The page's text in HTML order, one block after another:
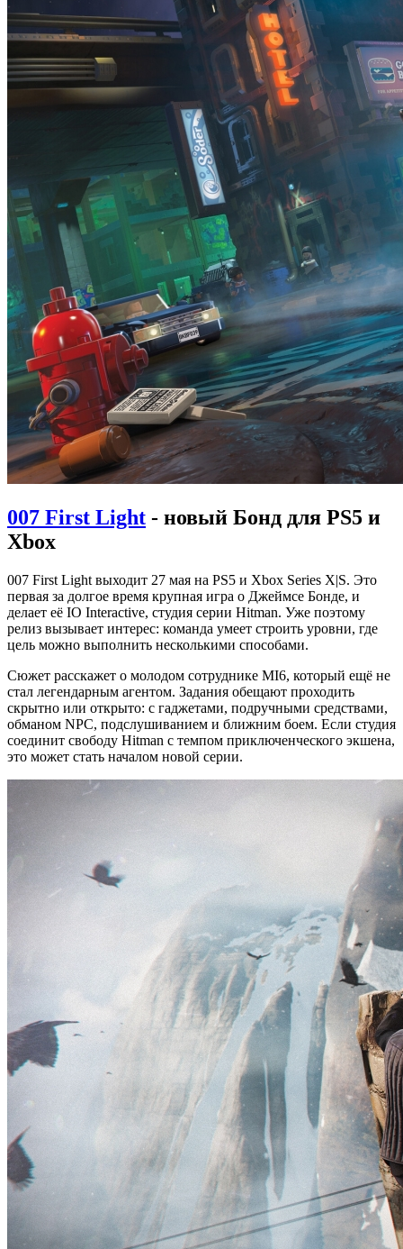
007 First Light - новый Бонд для PS5 и
Xbox
007 First Light выходит 27 мая на PS5 и Xbox Series X|S. Это
первая за долгое время крупная игра о Джеймсе Бонде, и
делает её IO Interactive, студия серии Hitman. Уже поэтому
релиз вызывает интерес: команда умеет строить уровни, где
цель можно выполнить несколькими способами.
Сюжет расскажет о молодом сотруднике MI6, который ещё не
стал легендарным агентом. Задания обещают проходить
скрытно или открыто: с гаджетами, подручными средствами,
обманом NPC, подслушиванием и ближним боем. Если студия
соединит свободу Hitman с темпом приключенческого экшена,
это может стать началом новой серии.